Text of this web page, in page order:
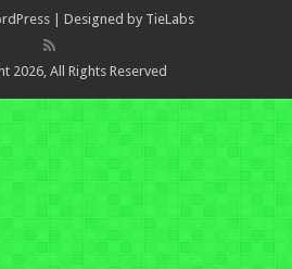
| Designed by TieLabs
2026, All Rights Reserved